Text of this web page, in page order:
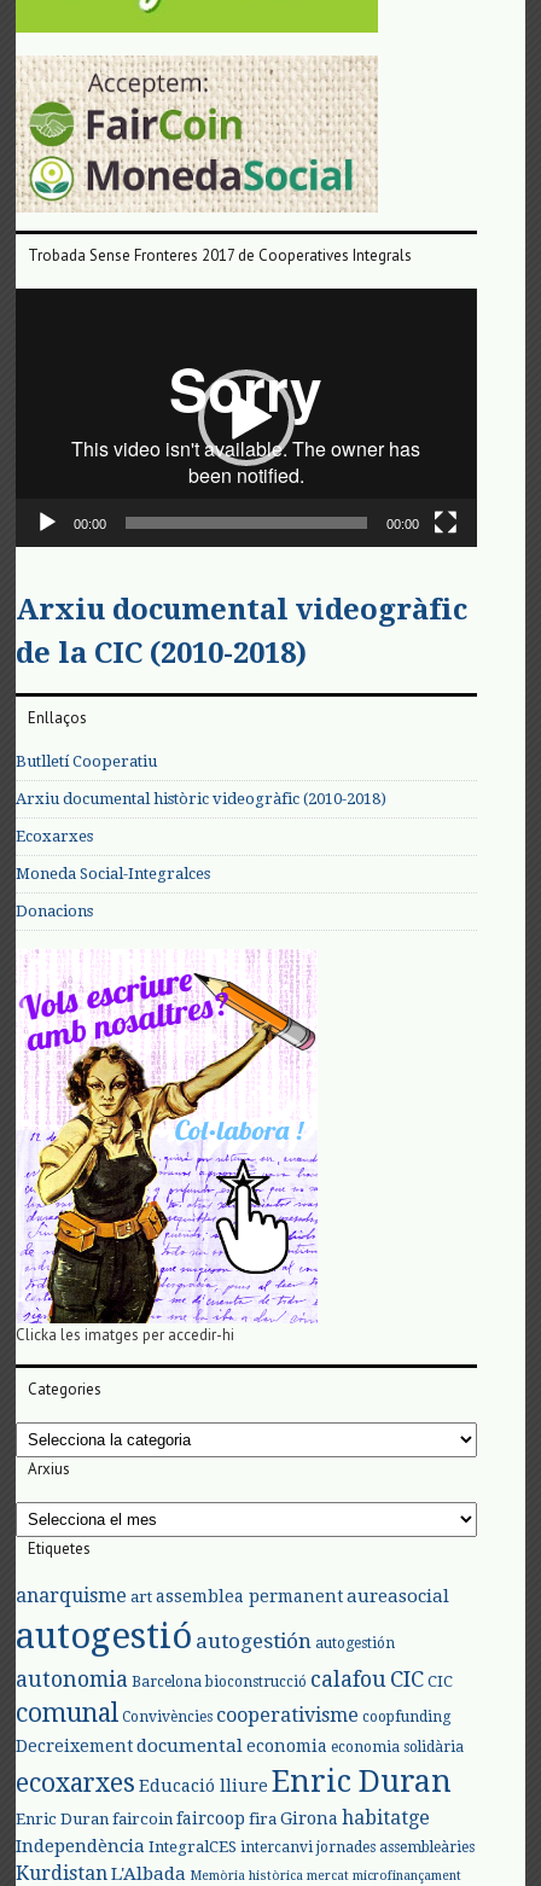
Trobada Sense Fronteres 2017 de Cooperatives Integrals
00:00 00:00
Arxiu documental videogràfic
de la CIC (2010-2018)
Enllaços
Butlletí Cooperatiu
Arxiu documental històric videogràfic (2010-2018)
Ecoxarxes
Moneda Social-Integralces
Donacions
Clicka les imatges per accedir-hi
Categories
Categories
Arxius
Arxius
Etiquetes
anarquisme art assemblea permanent aureasocial
autogestió autogestión autogestión
autonomia Barcelona bioconstrucció calafouCIC CIC
comunal Convivències cooperativisme coopfunding
Decreixement documental economia economia solidària
ecoxarxes Educació lliure Enric Duran
Enric Duran faircoin faircoop fira Girona habitatge
Independència IntegralCES intercanvi jornades assembleàries
KurdistanL'Albada Memòria històrica mercat microfinançament